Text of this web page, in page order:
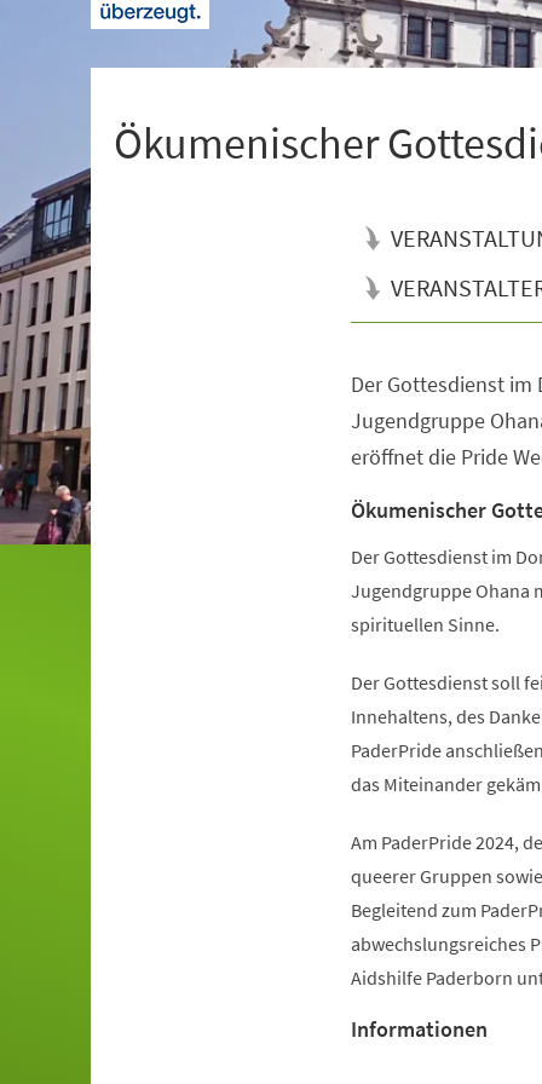
Ökumenischer
Der Gottesdienst im
Jugendgruppe
eröffnet die Pride
Ökumenischer
Der Gottesdienst im
Jugendgruppe Ohana
spirituellen Sinne.
Der Gottesdienst soll
Innehaltens, des
PaderPride
das Miteinander
Am PaderPride 2024,
queerer Gruppen
Begleitend zum
abwechslungsreiches
Aidshilfe Paderborn
Informationen